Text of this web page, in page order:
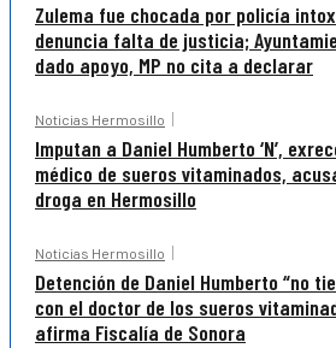
Zulema fue chocada por policía
denuncia falta de justicia;
dado apoyo, MP no cita a declarar
Noticias Hermosillo
Imputan a Daniel Humberto ‘N’,
médico de sueros vitaminados,
droga en Hermosillo
Noticias Hermosillo
Detención de Daniel Humberto “no
con el doctor de los sueros
afirma Fiscalía de Sonora